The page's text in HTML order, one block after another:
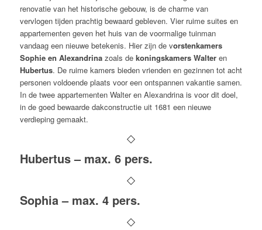
renovatie van het historische gebouw, is de charme van
vervlogen tijden prachtig bewaard gebleven. Vier ruime suites en
appartementen geven het huis van de voormalige tuinman
vandaag een nieuwe betekenis. Hier zijn de vorstenkamers
Sophie en Alexandrinazoals de koningskamers Walter en
Hubertus. De ruime kamers bieden vrienden en gezinnen tot acht
personen voldoende plaats voor een ontspannen vakantie samen.
In de twee appartementen Walter en Alexandrina is voor dit doel,
in de goed bewaarde dakconstructie uit 1681 een nieuwe
verdieping gemaakt.
Hubertus – max. 6 pers.
Sophia – max. 4 pers.